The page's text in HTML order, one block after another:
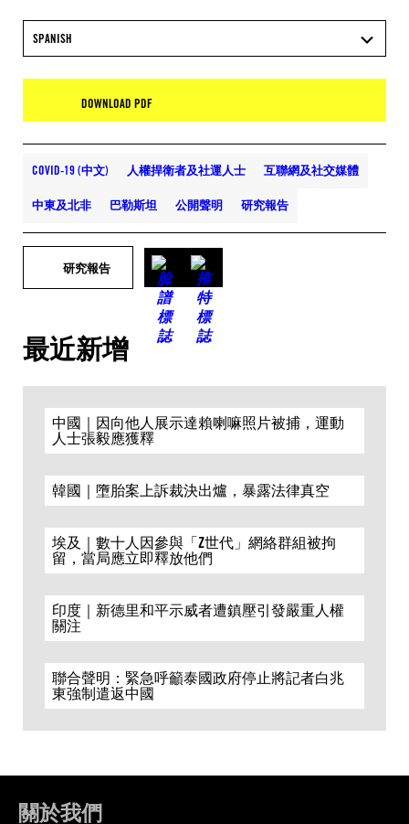
SPANISH
DOWNLOAD PDF
COVID-19 (中文) 人權捍衛者及社運人士 互聯網及社交媒體
中東及北非 巴勒斯坦 公開聲明 研究報告
研究報告
最近新增
中國｜因向他人展示達賴喇嘛照片被捕，運動
人士張毅應獲釋
韓國｜墮胎案上訴裁決出爐，暴露法律真空
埃及｜數十人因參與「Z世代」網絡群組被拘
留，當局應立即釋放他們
印度｜新德里和平示威者遭鎮壓引發嚴重人權
關注
聯合聲明：緊急呼籲泰國政府停止將記者白兆
東強制遣返中國
關於我們